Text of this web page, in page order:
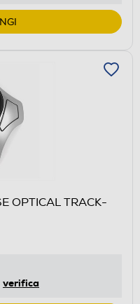
OPTICAL TRACK-
verifica